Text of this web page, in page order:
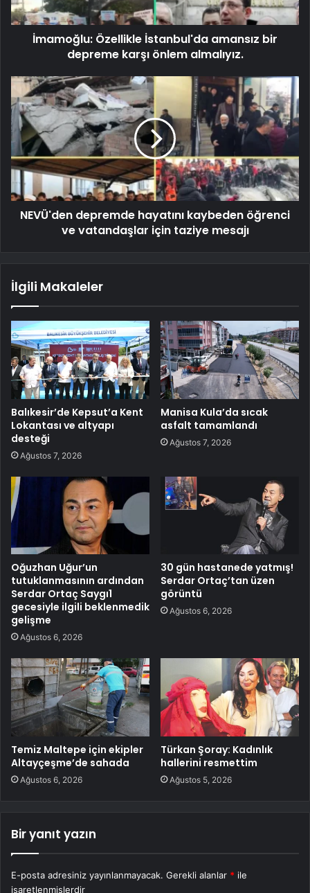
İmamoğlu: Özellikle İstanbul'da amansız bir
depreme karşı önlem almalıyız.
NEVÜ'den depremde hayatını kaybeden öğrenci
ve vatandaşlar için taziye mesajı
İlgili Makaleler
Balıkesir’de Kepsut’a Kent
Lokantası ve altyapı
desteği
Ağustos 7, 2026
Manisa Kula’da sıcak
asfalt tamamlandı
Ağustos 7, 2026
Oğuzhan Uğur’un
tutuklanmasının ardından
Serdar Ortaç Saygı1
gecesiyle ilgili beklenmedik
gelişme
Ağustos 6, 2026
30 gün hastanede yatmış!
Serdar Ortaç’tan üzen
görüntü
Ağustos 6, 2026
Temiz Maltepe için ekipler
Altayçeşme’de sahada
Ağustos 6, 2026
Türkan Şoray: Kadınlık
hallerini resmettim
Ağustos 5, 2026
Bir yanıt yazın
E-posta adresiniz yayınlanmayacak. Gerekli alanlar * ile
işaretlenmişlerdir